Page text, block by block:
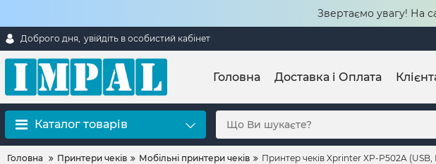
Звертаємо увагу! На
Доброго дня, увійдіть в особистий кабінет
Головна Доставка і Оплата
Каталог товарів
Головна Принтери чеків Мобільні принтери чеків Принтер чеків Xprinter XP-P502A